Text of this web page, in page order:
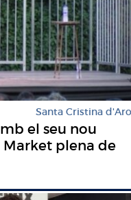
Santa Cristina d'Aro
el seu nou
plena de